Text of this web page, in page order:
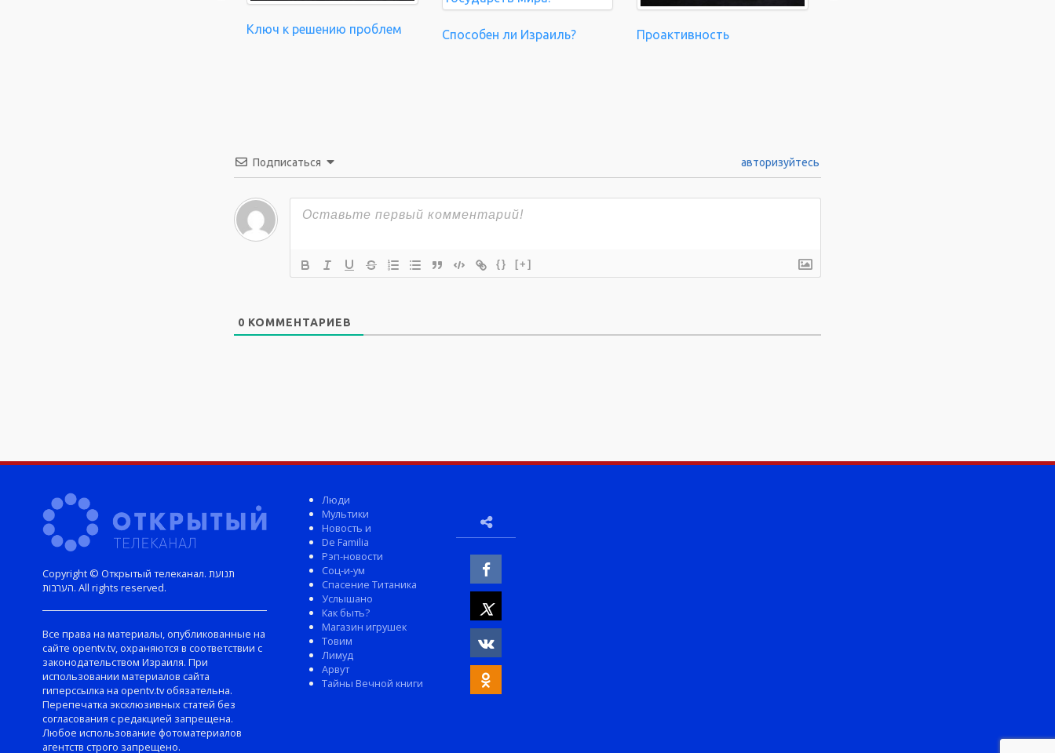
Ключ к решению проблем Способен ли Израиль? Проактивность
Подписаться авторизуйтесь
{} [+]
0 КОММЕНТАРИЕВ
Copyright © Открытый телеканал. תנועת
הערבות. All rights reserved.
Все права на материалы, опубликованные на
сайте opentv.tv, охраняются в соответствии с
законодательством Израиля. При
использовании материалов сайта
гиперссылка на opentv.tv обязательна.
Перепечатка эксклюзивных статей без
согласования с редакцией запрещена.
Любое использование фотоматериалов
агентств строго запрещено.
Люди
Мультики
Новость и
De Familia
Рэп-новости
Соц-и-ум
Спасение Титаника
Услышано
Как быть?
Магазин игрушек
Товим
Лимуд
Арвут
Тайны Вечной книги